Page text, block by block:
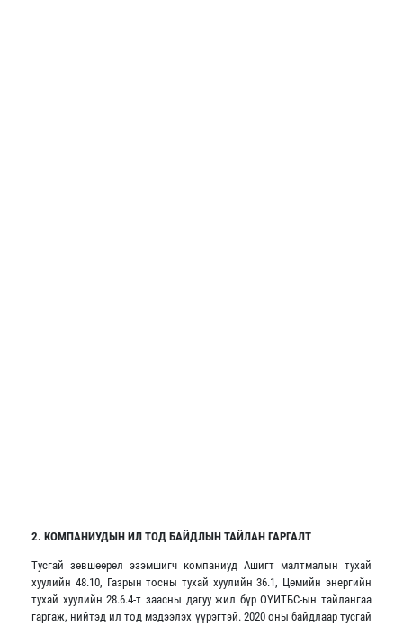
2. КОМПАНИУДЫН ИЛ ТОД БАЙДЛЫН ТАЙЛАН ГАРГАЛТ
Тусгай зөвшөөрөл эзэмшигч компаниуд Ашигт малтмалын тухай
хуулийн 48.10, Газрын тосны тухай хуулийн 36.1, Цөмийн энергийн
тухай хуулийн 28.6.4-т заасны дагуу жил бүр ОҮИТБС-ын тайлангаа
гаргаж, нийтэд ил тод мэдээлэх үүрэгтэй. 2020 оны байдлаар тусгай